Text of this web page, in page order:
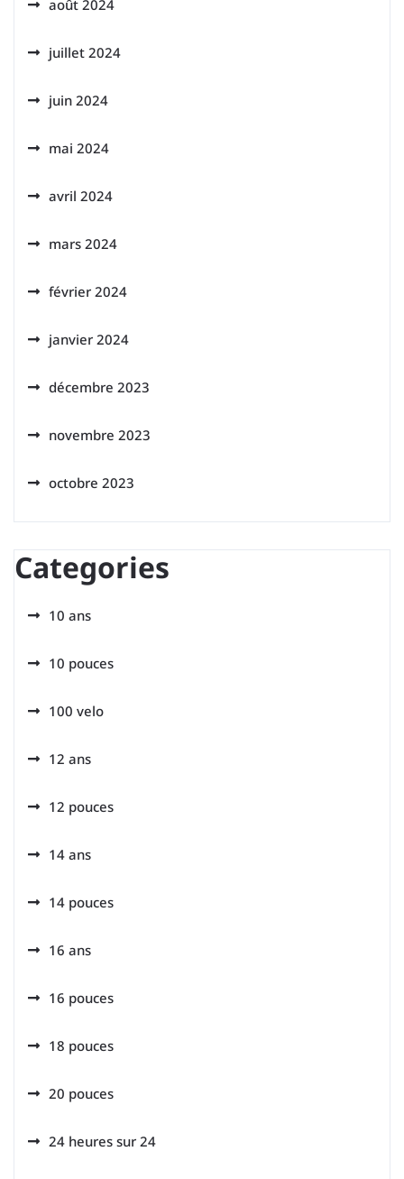
août 2024
juillet 2024
juin 2024
mai 2024
avril 2024
mars 2024
février 2024
janvier 2024
décembre 2023
novembre 2023
octobre 2023
Categories
10 ans
10 pouces
100 velo
12 ans
12 pouces
14 ans
14 pouces
16 ans
16 pouces
18 pouces
20 pouces
24 heures sur 24